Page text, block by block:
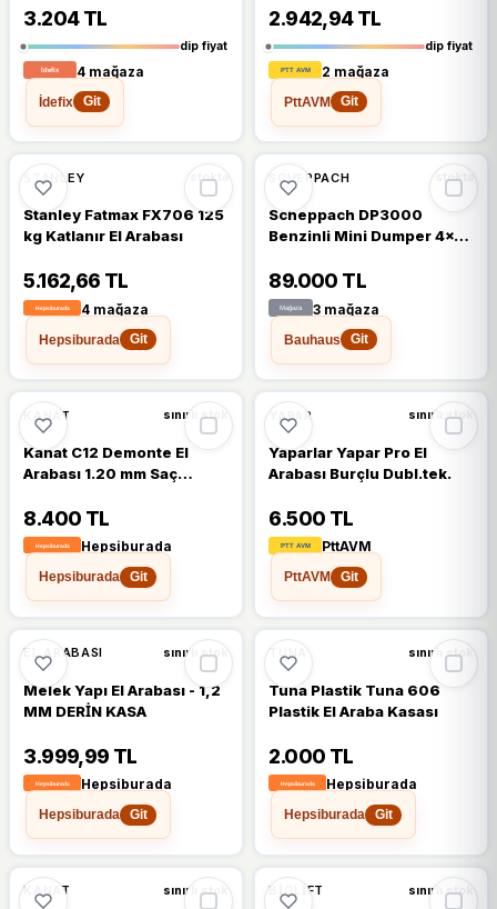
3.204 TL
dip fiyat
4 mağaza
İdefix
Git
2.942,94 TL
dip fiyat
2 mağaza
PttAVM
Git
STANLEY stokta
Stanley Fatmax FX706 125
kg Katlanır El Arabası
5.162,66 TL
4 mağaza
Hepsiburada
Git
SCHEPPACH stokta
Scheppach DP3000
Benzinli Mini Dumper 4x4
(Harç-Toprak-Kum Taşıma)
- 5908802903
89.000 TL
3 mağaza
Bauhaus
Git
KANAT sınırlı stok
Kanat C12 Demonte El
Arabası 1.20 mm Saç
Jantlı Teker
8.400 TL
Hepsiburada
Hepsiburada
Git
YAPAR sınırlı stok
Yaparlar Yapar Pro El
Arabası Burçlu Dubl.tek.
6.500 TL
PttAVM
PttAVM
Git
EL ARABASI sınırlı stok
Melek Yapı El Arabası - 1,2
MM DERİN KASA
3.999,99 TL
Hepsiburada
Hepsiburada
Git
TUNA sınırlı stok
Tuna Plastik Tuna 606
Plastik El Araba Kasası
2.000 TL
Hepsiburada
Hepsiburada
Git
KANAT sınırlı stok BIGLIFT sınırlı stok